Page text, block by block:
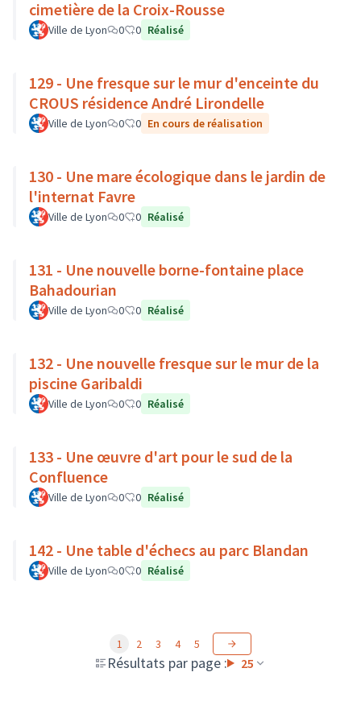
cimetière de la Croix-Rousse
Ville de Lyon 0 0 Réalisé
129 - Une fresque sur le mur d'enceinte du
CROUS résidence André Lirondelle
Ville de Lyon 0 0 En cours de réalisation
130 - Une mare écologique dans le jardin de
l'internat Favre
Ville de Lyon 0 0 Réalisé
131 - Une nouvelle borne-fontaine place
Bahadourian
Ville de Lyon 0 0 Réalisé
132 - Une nouvelle fresque sur le mur de la
piscine Garibaldi
Ville de Lyon 0 0 Réalisé
133 - Une œuvre d'art pour le sud de la
Confluence
Ville de Lyon 0 0 Réalisé
142 - Une table d'échecs au parc Blandan
Ville de Lyon 0 0 Réalisé
Résultats par page : 25
1 2 3 4 5